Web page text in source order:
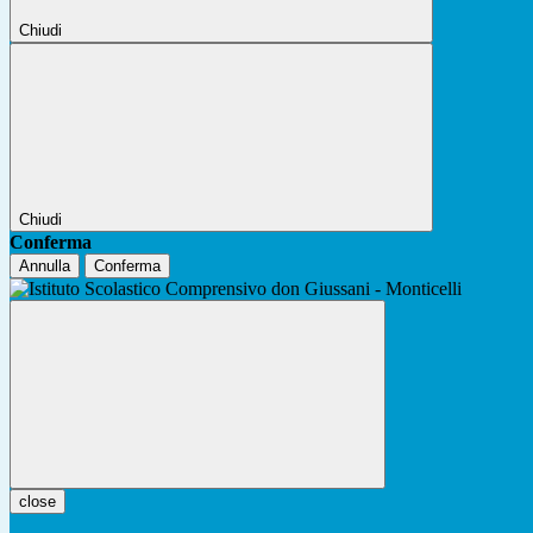
Chiudi
Chiudi
Conferma
Annulla Conferma
close